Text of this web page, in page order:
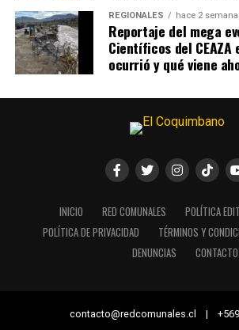
REGIONALES hace 2
Reportaje del mega
Científicos del CEAZA
ocurrió y qué viene
INICIO RED COMUNALES
POLÍTICA
POLÍTICA DE PRIVACIDAD
TÉRMINOS Y
DENUNCIAS
CONTACTO
contacto@redcomunales.cl |